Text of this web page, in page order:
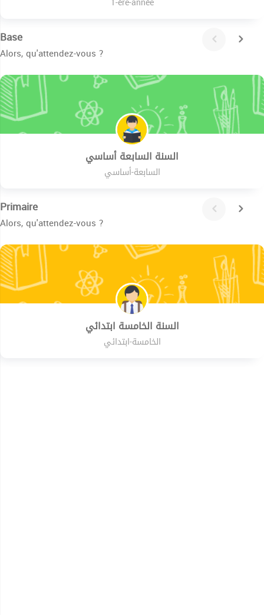
Base
Alors, qu'attendez-vous ?
السنة السابعة أساسي
السابعة-أساسي
Primaire
Alors, qu'attendez-vous ?
السنة الخامسة ابتدائي
الخامسة-ابتدائي